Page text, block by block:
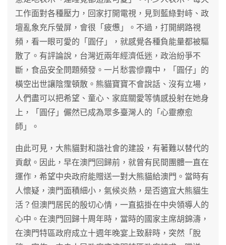
工作面對各種壓力，回家打開電視，見到藍綠對峙、政
壇亂象充斥螢屏，會很「疲憊」。不過，打開網路視
頻，看一眼可愛的「圓仔」，就感覺各種負能量都被驅
散了。有評論說，台灣近兩年經濟低迷，政治紛爭不
斷，食品安全問題頻發。一片愁雲慘霧中，「圓仔」的
橫空出世讓陰霪頓散。熊貓寶寶不會說話、沒有立場，
人們盡可以把希望、童心、家庭關愛等情感投射在她身
上，「圓仔」儼然已成為眾多臺灣人的「心靈療愈
師」。
由此可見，大熊貓對和諧社會的建設，有著難以替代的
貢獻。因此，早在澳門回歸前，就曾有民間團體一直在
運作，希望中央政府能贈送一對大熊貓給澳門。當時有
人懷疑，澳門面積細小，氣候炎熱，是否適宜大熊貓生
活？但澳門居民的殷切心情，一直掂掛在中央領導人的
心中。在澳門回歸十周年時，當時的國家主席胡錦濤，
在澳門特區政府成立十週年晚宴上致辭時，突然「脫